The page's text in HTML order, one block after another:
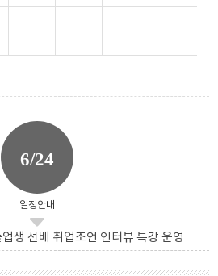
6/24
일정안내
생 선배 취업조언 인터뷰 특강 운영